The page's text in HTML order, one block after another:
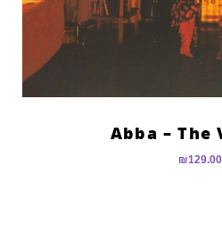
Abba – The
₪129.00